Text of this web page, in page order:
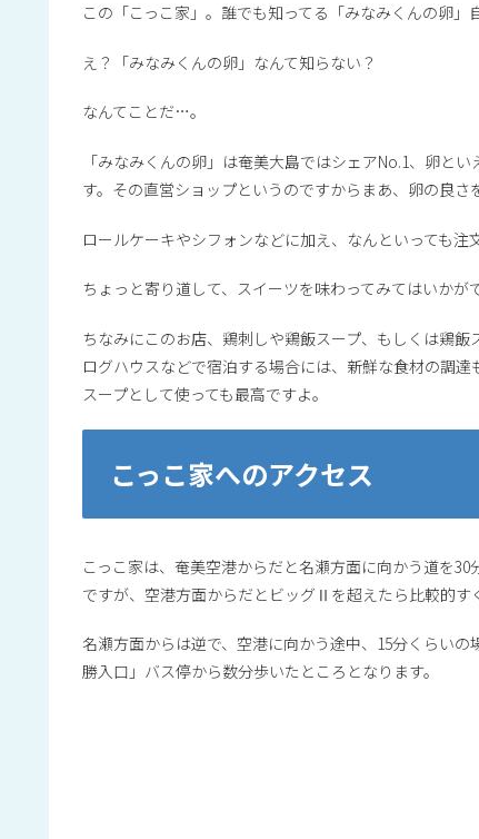
この「こっこ家」。誰でも知ってる「みなみくんの卵」
え？「みなみくんの卵」なんて知らない？
なんてことだ…。
「みなみくんの卵」は奄美大島ではシェアNo.1、卵と
す。その直営ショップというのですからまあ、卵の良
ロールケーキやシフォンなどに加え、なんといっても
ちょっと寄り道して、スイーツを味わってみてはいかが
ちなみにこのお店、鶏刺しや鶏飯スープ、もしくは鶏
ログハウスなどで宿泊する場合には、新鮮な食材の調
スープとして使っても最高ですよ。
こっこ家へのアクセス
こっこ家は、奄美空港からだと名瀬方面に向かう道を
ですが、空港方面からだとビッグⅡを超えたら比較的
名瀬方面からは逆で、空港に向かう途中、15分くらい
勝入口」バス停から数分歩いたところとなります。